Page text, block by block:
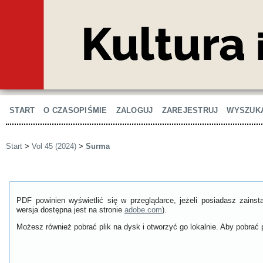
START O CZASOPIŚMIE ZALOGUJ ZAREJESTRUJ
Start > Vol 45 (2024) > Surma
PDF powinien wyświetlić się w przeglądarce, jeżeli posiadasz
wersja dostępna jest na stronie adobe.com).
Możesz również pobrać plik na dysk i otworzyć go lokalnie. Aby